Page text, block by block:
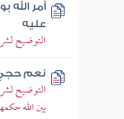
أمر الله
عليه
التوضيح
نعم حجي
التوضيح
بين الله